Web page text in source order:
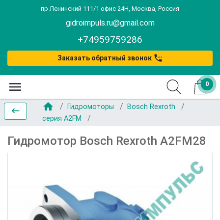
пр Ленинский 111/1 офис 24Н, Москва, Россия
gidroimpuls.ru@gmail.com
+74959759286
Заказать обратный звонок settings_phone
menu 0
keyboard_backspace home Гидромоторы
Bosch Rexroth
серия A2FM
Гидромотор Bosch Rexroth A2FM28